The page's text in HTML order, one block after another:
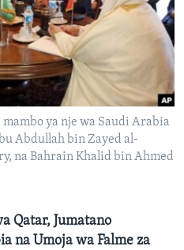
ya nje wa Saudi Arabia
Abdullah bin Zayed al-
na Bahrain Khalid bin Ahmed
Qatar, Jumatano
na Umoja wa Falme za